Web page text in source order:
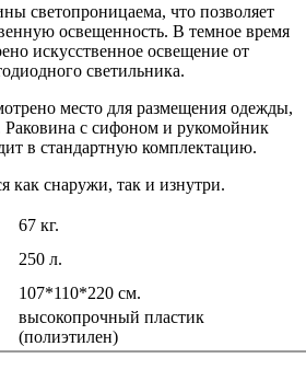
светопроницаема, что позволяет
освещенность. В темное время
искусственное освещение от
светильника.
место для размещения одежды,
Раковина с сифоном и рукомойник
в стандартную комплектацию.
как снаружи, так и изнутри.
67 кг.
250 л.
107*110*220 см.
высокопрочный пластик
(полиэтилен)